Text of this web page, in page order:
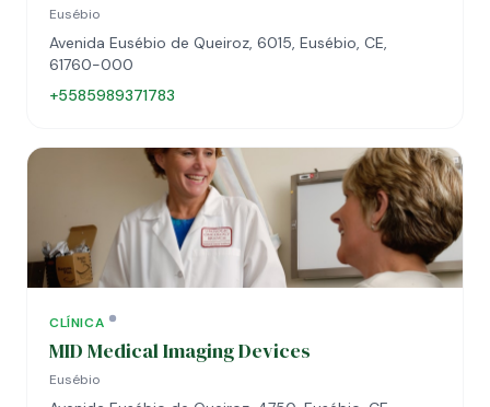
Eusébio
Avenida Eusébio de Queiroz, 6015, Eusébio, CE,
61760-000
+5585989371783
CLÍNICA
MID Medical Imaging Devices
Eusébio